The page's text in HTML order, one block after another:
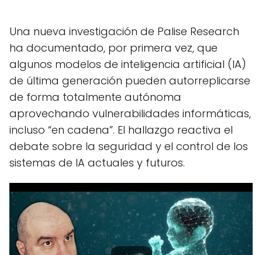
Una nueva investigación de Palise Research
ha documentado, por primera vez, que
algunos modelos de inteligencia artificial (IA)
de última generación pueden autorreplicarse
de forma totalmente autónoma
aprovechando vulnerabilidades informáticas,
incluso “en cadena”. El hallazgo reactiva el
debate sobre la seguridad y el control de los
sistemas de IA actuales y futuros.